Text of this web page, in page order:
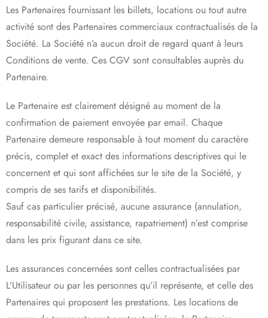
Les Partenaires fournissant les billets, locations ou tout autre
activité sont des Partenaires commerciaux contractualisés de la
Société. La Société n’a aucun droit de regard quant à leurs
Conditions de vente. Ces CGV sont consultables auprès du
Partenaire.
Le Partenaire est clairement désigné au moment de la
confirmation de paiement envoyée par email. Chaque
Partenaire demeure responsable à tout moment du caractère
précis, complet et exact des informations descriptives qui le
concernent et qui sont affichées sur le site de la Société, y
compris de ses tarifs et disponibilités.
Sauf cas particulier précisé, aucune assurance (annulation,
responsabilité civile, assistance, rapatriement) n’est comprise
dans les prix figurant dans ce site.
Les assurances concernées sont celles contractualisées par
L’Utilisateur ou par les personnes qu’il représente, et celle des
Partenaires qui proposent les prestations. Les locations de